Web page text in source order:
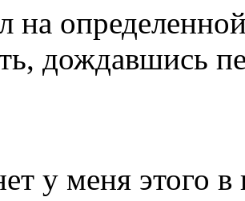
на
дождавшись
у меня этого